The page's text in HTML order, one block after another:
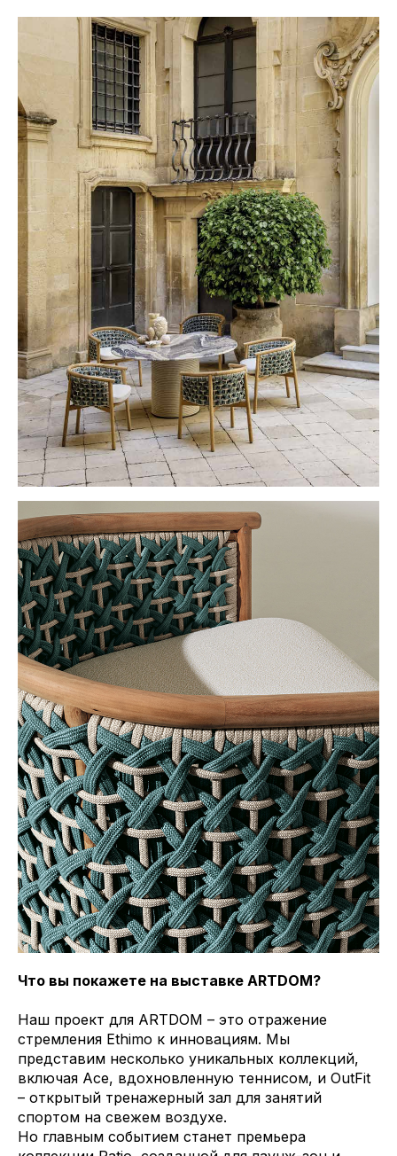
Что вы покажете на выставке ARTDOM?
Наш проект для ARTDOM – это отражение
стремления Ethimo к инновациям. Мы
представим несколько уникальных коллекций,
включая Ace, вдохновленную теннисом, и OutFit
– открытый тренажерный зал для занятий
спортом на свежем воздухе.
Но главным событием станет премьера